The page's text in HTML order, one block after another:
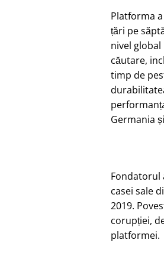
Platforma
țări pe
nivel
căutare,
timp de
Germania
Fondatorul
casei sale
2019.
corupției,
platformei.